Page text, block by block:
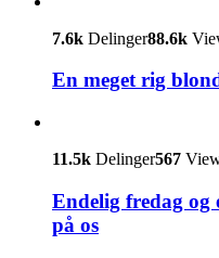
7.6k Delinger88.6k
En meget rig
11.5k Delinger567
Endelig fredag og
på os